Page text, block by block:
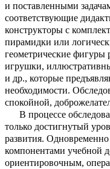
и поставленными
соответствующие
конструкторы с
пирамидки или
геометрические
игрушки,
и др., которые
необходимости.
спокойной,
В процессе
только достигнутый
развития.
компонентами учебной
ориентировочным,